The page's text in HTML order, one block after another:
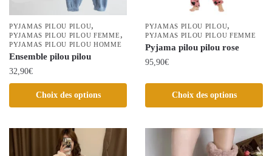
la
page
du
produit
PYJAMAS PILOU PILOU,
PYJAMAS PILOU PILOU FEMME,
PYJAMAS PILOU PILOU HOMME
Ensemble pilou pilou
32,90€
Choix des options
produit
plusieurs
variations.
PYJAMAS PILOU PILOU,
PYJAMAS PILOU PILOU FEMME
Pyjama pilou pilou rose
95,90€
Choix des options
Ce
plusieurs